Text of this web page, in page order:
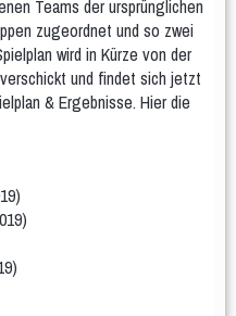
Gr. 14
Männergruppe
Er & Sie
Fit Mix Fitness-Mix
Teams der ursprünglichen
zugeordnet und so zwei
wird in Kürze von der
und findet sich jetzt
& Ergebnisse. Hier die